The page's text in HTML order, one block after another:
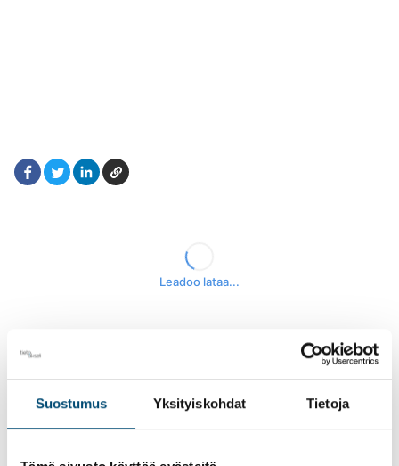
Suostumus Yksityiskohdat Tietoja
FacebookLinkedIn
Tilaa uutiskirjeemme